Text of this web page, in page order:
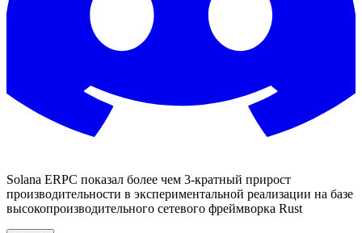
Solana ERPC показал более чем 3-кратный прирост
производительности в экспериментальной реализации на базе
высокопроизводительного сетевого фреймворка Rust